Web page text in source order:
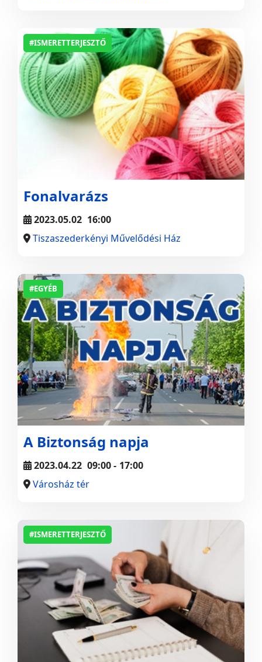
#ISMERETTERJESZTŐ
Fonalvarázs
2023.05.02 16:00
Tiszaszederkényi Művelődési Ház
#EGYÉB
A Biztonság napja
2023.04.22 09:00- 17:00
Városház tér
#ISMERETTERJESZTŐ